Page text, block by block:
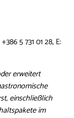
5 731 01 28, E:
erweitert
einschließlich
im